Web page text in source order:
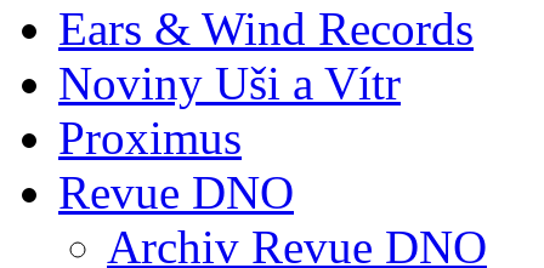
Ears & Wind Records
Noviny Uši a Vítr
Proximus
Revue DNO
Archiv Revue DNO